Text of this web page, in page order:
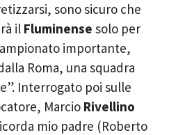
sono sicuro che
il Fluminense solo per
importante,
Roma, una squadra
Interrogato poi sulle
Marcio Rivellino
mio padre (Roberto